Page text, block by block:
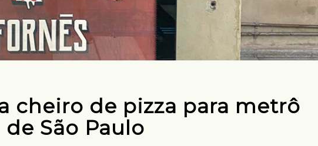
cheiro de pizza para metrô
de São Paulo